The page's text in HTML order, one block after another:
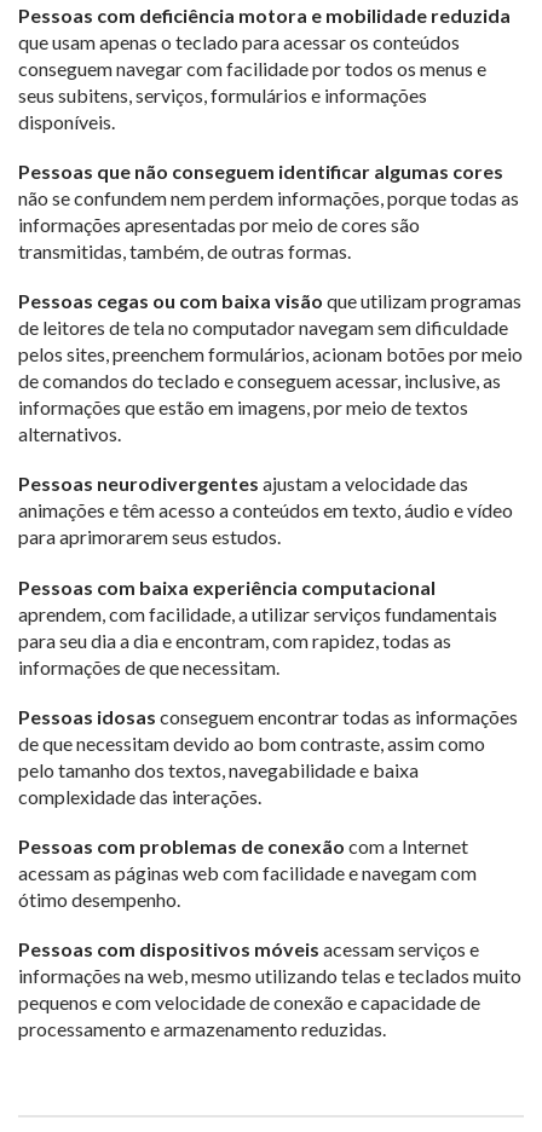
Pessoas com deficiência motora e mobilidade reduzida
que usam apenas o teclado para acessar os conteúdos
conseguem navegar com facilidade por todos os menus e
seus subitens, serviços, formulários e informações
disponíveis.
Pessoas que não conseguem identificar algumas cores
não se confundem nem perdem informações, porque todas as
informações apresentadas por meio de cores são
transmitidas, também, de outras formas.
Pessoas cegas ou com baixa visão que utilizam programas
de leitores de tela no computador navegam sem dificuldade
pelos sites, preenchem formulários, acionam botões por meio
de comandos do teclado e conseguem acessar, inclusive, as
informações que estão em imagens, por meio de textos
alternativos.
Pessoas neurodivergentes ajustam a velocidade das
animações e têm acesso a conteúdos em texto, áudio e vídeo
para aprimorarem seus estudos.
Pessoas com baixa experiência computacional
aprendem, com facilidade, a utilizar serviços fundamentais
para seu dia a dia e encontram, com rapidez, todas as
informações de que necessitam.
Pessoas idosas conseguem encontrar todas as informações
de que necessitam devido ao bom contraste, assim como
pelo tamanho dos textos, navegabilidade e baixa
complexidade das interações.
Pessoas com problemas de conexão com a Internet
acessam as páginas web com facilidade e navegam com
ótimo desempenho.
Pessoas com dispositivos móveis acessam serviços e
informações na web, mesmo utilizando telas e teclados muito
pequenos e com velocidade de conexão e capacidade de
processamento e armazenamento reduzidas.